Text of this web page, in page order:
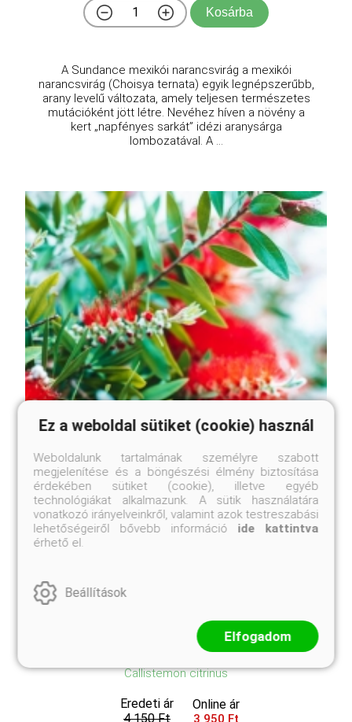
Kosárba
A Sundance mexikói narancsvirág a mexikói
narancsvirág (Choisya ternata) egyik legnépszerűbb,
arany levelű változata, amely teljesen természetes
mutációként jött létre. Nevéhez híven a növény a
kert „napfényes sarkát” idézi aranysárga
lombozatával. A ...
Callistemon citrinus
Eredeti ár
4 150 Ft
Online ár
3 950 Ft
Ez a weboldal sütiket (cookie) használ
Weboldalunk tartalmának személyre szabott
megjelenítése és a böngészési élmény biztosítása
érdekében sütiket (cookie), illetve egyéb
technológiákat alkalmazunk. A sütik használatára
vonatkozó irányelveinkről, valamint azok testreszabási
lehetőségeiről bővebb információ ide kattintva
érhető el.
Beállítások
Elfogadom